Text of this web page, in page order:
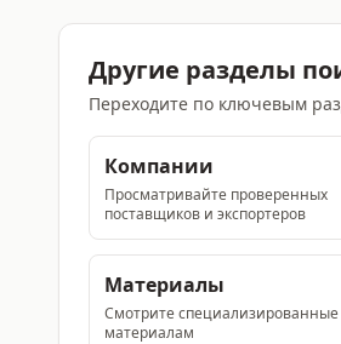
Другие разделы
Переходите по ключевым
Компании
Просматривайте проверенных
поставщиков и экспортеров
Материалы
Смотрите
материалам